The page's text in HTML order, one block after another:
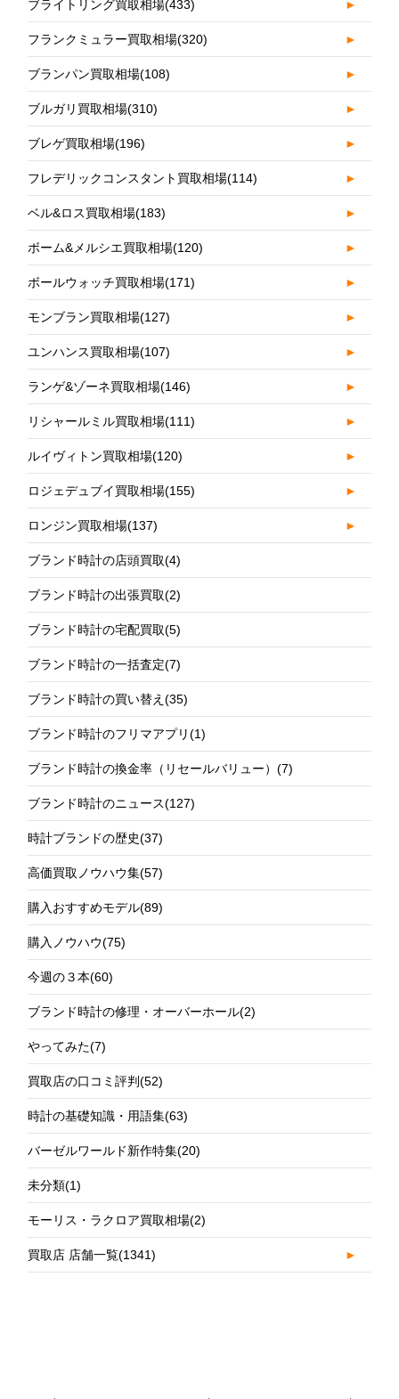
ブライトリング買取相場(433) ►
フランクミュラー買取相場(320) ►
ブランパン買取相場(108) ►
ブルガリ買取相場(310) ►
ブレゲ買取相場(196) ►
フレデリックコンスタント買取相場(114) ►
ベル&ロス買取相場(183) ►
ボーム&メルシエ買取相場(120) ►
ボールウォッチ買取相場(171) ►
モンブラン買取相場(127) ►
ユンハンス買取相場(107) ►
ランゲ&ゾーネ買取相場(146) ►
リシャールミル買取相場(111) ►
ルイヴィトン買取相場(120) ►
ロジェデュブイ買取相場(155) ►
ロンジン買取相場(137) ►
ブランド時計の店頭買取(4)
ブランド時計の出張買取(2)
ブランド時計の宅配買取(5)
ブランド時計の一括査定(7)
ブランド時計の買い替え(35)
ブランド時計のフリマアプリ(1)
ブランド時計の換金率（リセールバリュー）(7)
ブランド時計のニュース(127)
時計ブランドの歴史(37)
高価買取ノウハウ集(57)
購入おすすめモデル(89)
購入ノウハウ(75)
今週の３本(60)
ブランド時計の修理・オーバーホール(2)
やってみた(7)
買取店の口コミ評判(52)
時計の基礎知識・用語集(63)
バーゼルワールド新作特集(20)
未分類(1)
モーリス・ラクロア買取相場(2)
買取店 店舗一覧(1341) ►